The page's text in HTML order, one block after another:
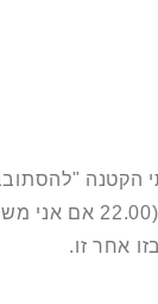
הקטנה
השעה הייתה מאוחרת
אחר זו.